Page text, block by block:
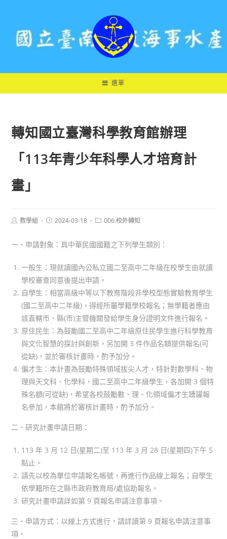
選單
轉知國立臺灣科學教育館辦理
「113年青少年科學人才培育計
畫」
Post教學組
Post2024-03-18
Post006.校外轉知
一、申請對象：具中華民國國籍之下列學生類別：
一般生：現就讀國內公私立國二至高中二年級在校學生由就讀
學校審查同意後提出申請。
自學生：相當高級中等以下教育階段非學校型態實驗教育學生
(國二至高中二年級)，得經所屬學籍學校報名；無學籍者應由
該直轄市、縣(市)主管機關發給學生身分證明文件進行報名。
原住民生：為鼓勵國二至高中二年級原住民學生進行科學教育
與文化智慧的探討與創新，另加開 3 件作品名額提供報名(可
從缺)，並於審核計畫時，酌予加分。
偏才生：本計畫為鼓勵特殊領域拔尖人才，特針對數學科、物
理與天文科、化學科，國二至高中二年級學生，各加開 3 個特
殊名額(可從缺)，希望各校鼓勵數、理、化領域偏才生踴躍報
名參加，本館將於審核計畫時，酌予加分。
二、研究計畫申請日期：
113 年 3 月 12 日(星期二)至 113 年 3 月 28 日(星期四)下午 5
點止。
請先以校為單位申請報名帳號，再進行作品線上報名；自學生
依學籍所在之縣市政府教育局/處協助報名。
研究計畫申請詳如第 9 頁報名申請注意事項。
三、申請方式：以線上方式進行，請詳讀第 9 頁報名申請注意事
項。